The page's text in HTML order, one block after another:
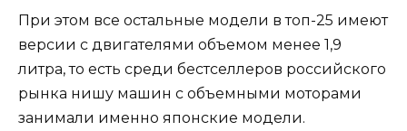
При этом все остальные модели в топ-25 имеют
версии с двигателями объемом менее 1,9
литра, то есть среди бестселлеров российского
рынка нишу машин с объемными моторами
занимали именно японские модели.